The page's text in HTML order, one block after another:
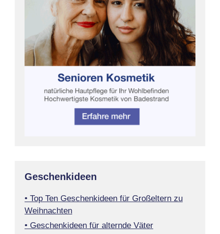
Geschenkideen
• Top Ten Geschenkideen für Großeltern zu
Weihnachten
• Geschenkideen für alternde Väter